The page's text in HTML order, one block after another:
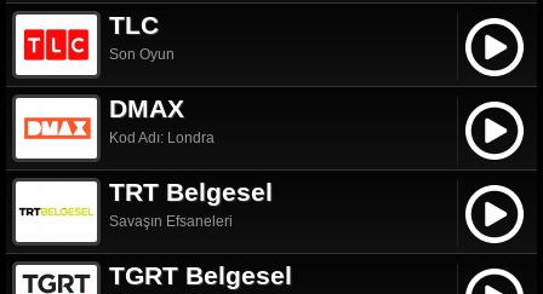
TLC
Son Oyun
DMAX
Kod Adı: Londra
TRT Belgesel
Savaşın Efsaneleri
TGRT Belgesel